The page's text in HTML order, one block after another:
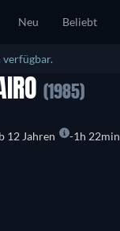
Neu Beliebt
(1985)
12 Jahren 1h 22min